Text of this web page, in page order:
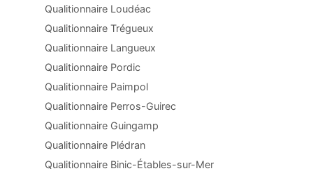
Qualitionnaire Loudéac
Qualitionnaire Trégueux
Qualitionnaire Langueux
Qualitionnaire Pordic
Qualitionnaire Paimpol
Qualitionnaire Perros-Guirec
Qualitionnaire Guingamp
Qualitionnaire Plédran
Qualitionnaire Binic-Étables-sur-Mer